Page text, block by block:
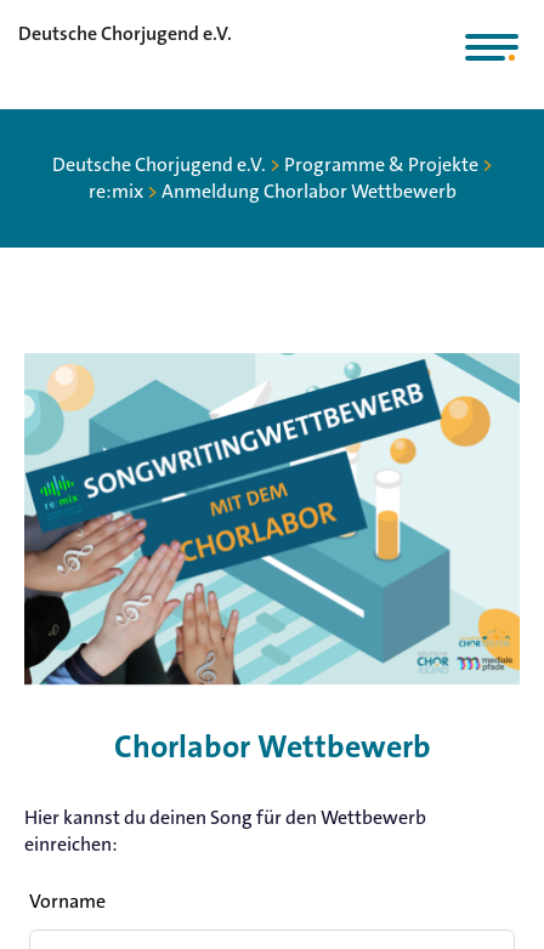
Deutsche Chorjugend e.V.
Deutsche Chorjugend e.V. > Programme & Projekte>
re:mix>Anmeldung Chorlabor Wettbewerb
Chorlabor Wettbewerb
Hier kannst du deinen Song für den Wettbewerb
einreichen:
Leave
Vorname